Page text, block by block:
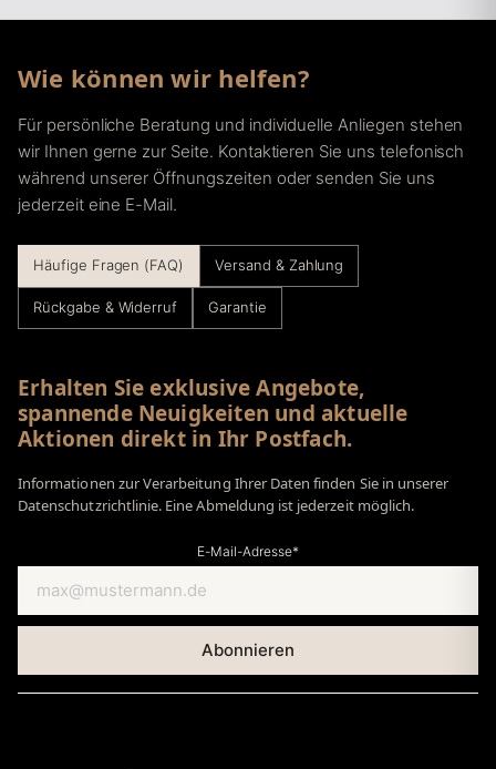
Wie können wir helfen?
Für persönliche Beratung und individuelle Anliegen stehen
wir Ihnen gerne zur Seite. Kontaktieren Sie uns telefonisch
während unserer Öffnungszeiten oder senden Sie uns
jederzeit eine E-Mail.
Häufige Fragen (FAQ) Versand & Zahlung
Rückgabe & Widerruf Garantie
Erhalten Sie exklusive Angebote,
spannende Neuigkeiten und aktuelle
Aktionen direkt in Ihr Postfach.
Informationen zur Verarbeitung Ihrer Daten finden Sie in unserer
Datenschutzrichtlinie. Eine Abmeldung ist jederzeit möglich.
E-Mail-Adresse*